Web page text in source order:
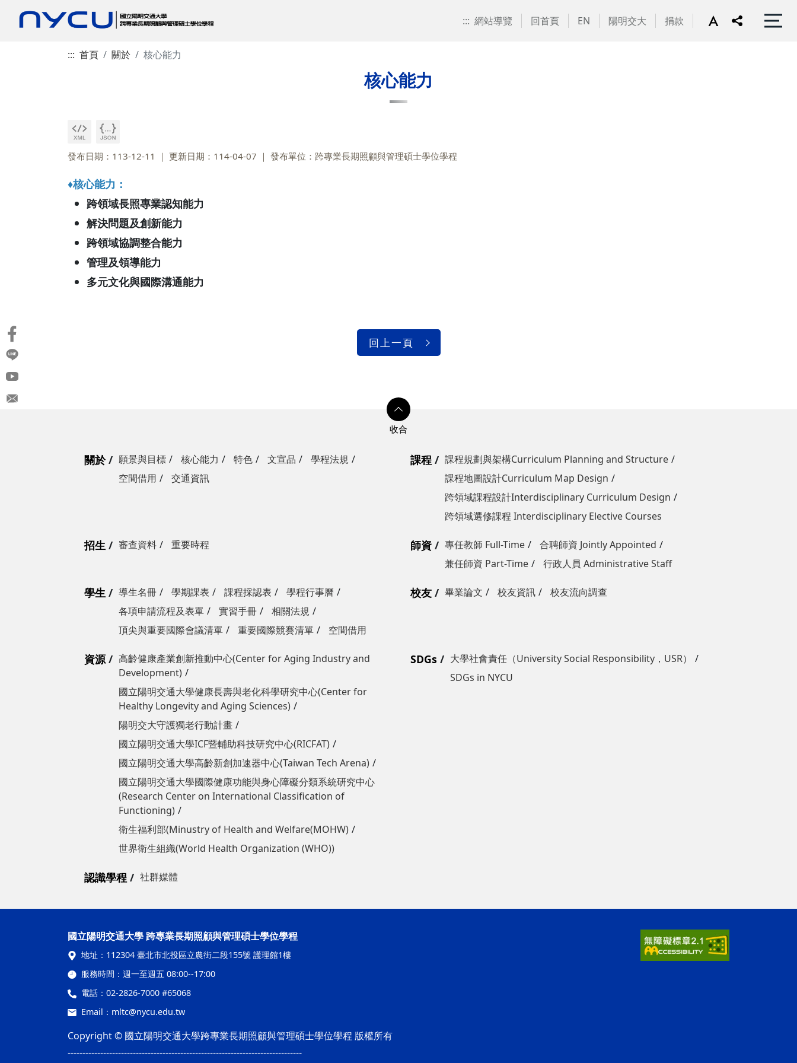
::: 網站導覽 回首頁 EN 陽明交大 捐款
::: 首頁 關於 核心能力
核心能力
發布日期：113-12-11 更新日期：114-04-07 發布單位：跨專業長期照顧與管理碩士學位學程
♦核心能力：
跨領域長照專業認知能力
解決問題及創新能力
跨領域協調整合能力
管理及領導能力
多元文化與國際溝通能力
回上一頁
關於 願景與目標 核心能力 特色 文宣品
學程法規
空間借用
交通資訊
課程
課程規劃與架構Curriculum Planning and Structure
課程地圖設計Curriculum Map Design
跨領域課程設計Interdisciplinary Curriculum Design
跨領域選修課程 Interdisciplinary Elective Courses
招生 審查資料 重要時程 師資 專任教師 Full-Time
合聘師資 Jointly Appointed
兼任師資 Part-Time
行政人員 Administrative Staff
學生 導生名冊 學期課表 課程採認表
學程行事曆
各項申請流程及表單
實習手冊
相關法規
頂尖與重要國際會議清單
重要國際競賽清單 空間借用
校友 畢業論文 校友資訊 校友流向調查
資源
高齡健康產業創新推動中心(Center for Aging Industry and
Development)
國立陽明交通大學​​​​​​健康長壽與老化科學研究中心(Center for
Healthy Longevity and Aging Sciences)
陽明交大守護獨老行動計畫
國立陽明交通大學ICF暨輔助科技研究中心(RICFAT)
國立陽明交通大學高齡新創加速器中心(Taiwan Tech Arena)
國立陽明交通大學國際健康功能與身心障礙分類系統研究中心
(Research Center on International Classification of
Functioning)
衛生福利部(Minustry of Health and Welfare(MOHW)
世界衛生組織(World Health Organization (WHO))
SDGs
大學社會責任（University Social Responsibility，USR）
SDGs in NYCU
認識學程 社群媒體
國立陽明交通大學 跨專業長期照顧與管理碩士學位學程
地址： 112304 臺北市北投區立農街二段155號 護理館1樓
服務時間： 週一至週五 08:00--17:00
電話： 02-2826-7000 #65068
Email： mltc@nycu.edu.tw
Copyright © 國立陽明交通大學跨專業長期照顧與管理碩士學位學程 版權所有
-------------------------------------------------------------------------------